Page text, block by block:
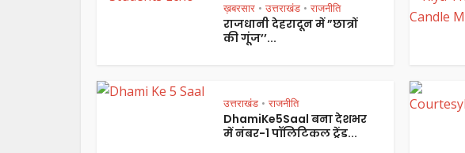
ख़बरसार • उत्तराखंड • राजनीति
राजधानी देहरादून में ”छात्रों
की गूंज’’...
उत्तराखंड • राजनीति
DhamiKe5Saal बना देशभर
में नंबर-1 पॉलिटिकल ट्रेंड...